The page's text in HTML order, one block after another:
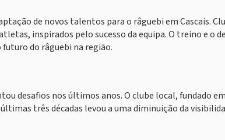
de novos talentos para o râguebi em Cascais.
inspirados pelo sucesso da equipa. O treino e o
do râguebi na região.
desafios nos últimos anos. O clube local, fundado
três décadas levou a uma diminuição da